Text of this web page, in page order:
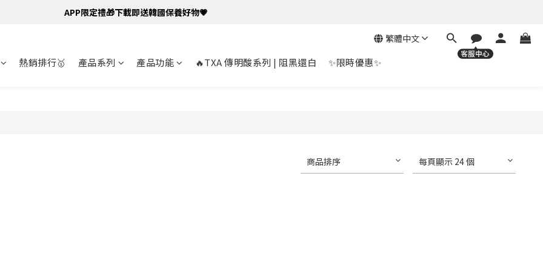
APP限定禮🎁下載即送韓國保養好物💗
熱銷排行🥇 產品系列 產品功能 🔥TXA 傳明酸系列 | 阻黑還白 ✨限時優惠✨
繁體中文
商品排序 每頁顯示 24 個